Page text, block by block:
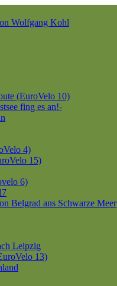
(EuroVelo 10)
fing es an!-
4)
15)
6)
Belgrad ans Schwarze Meer
Leipzig
13)